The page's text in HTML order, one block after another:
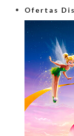
Ofertas